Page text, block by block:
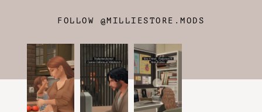
FOLLOW @MILLIESTORE.MODS